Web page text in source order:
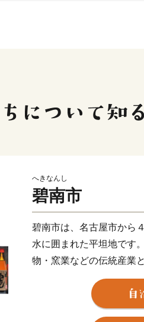
へきなんし
碧南市
碧南市は、名古屋市から
水に囲まれた平坦地です
物・窯業などの伝統産業
らには商業、農業、漁業